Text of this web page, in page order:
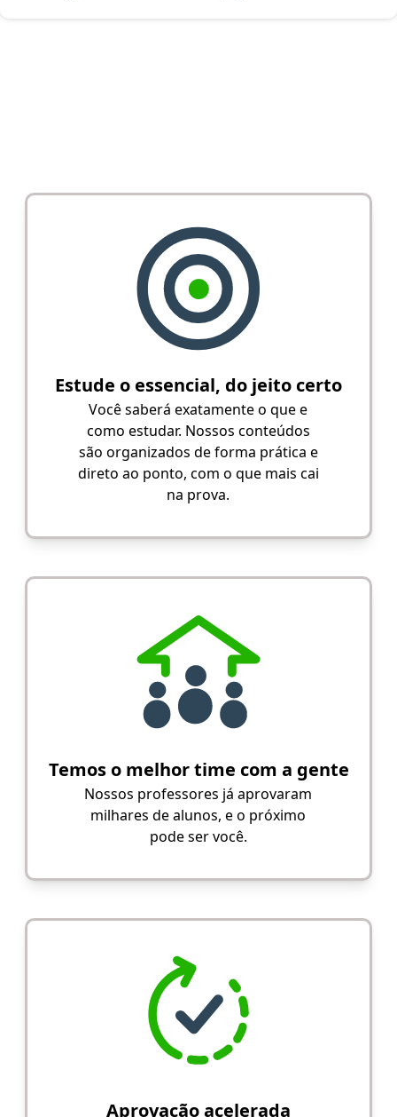
Estude o essencial, do jeito certo
Você saberá exatamente o que e
como estudar. Nossos conteúdos
são organizados de forma prática e
direto ao ponto, com o que mais cai
na prova.
Temos o melhor time com a gente
Nossos professores já aprovaram
milhares de alunos, e o próximo
pode ser você.
Aprovação acelerada